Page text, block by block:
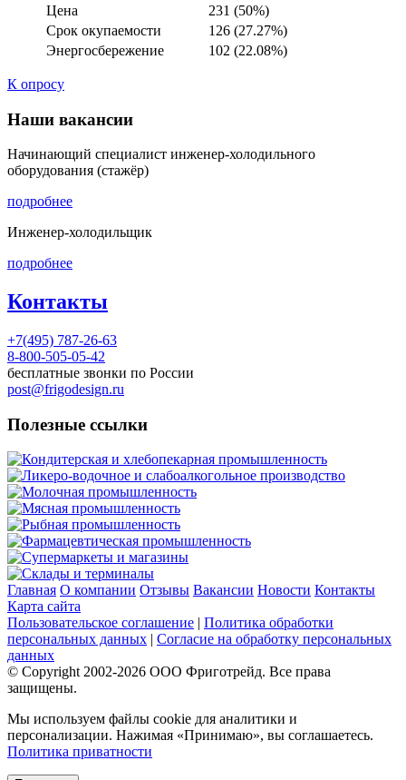
Цена
231 (50%)
Срок окупаемости
126 (27.27%)
Энергосбережение
102 (22.08%)
К опросу
Наши вакансии
Начинающий специалист инженер-холодильного
оборудования (стажёр)
подробнее
Инженер-холодильщик
подробнее
Контакты
+7(495) 787-26-63
8-800-505-05-42
бесплатные звонки по России
post@frigodesign.ru
Полезные ссылки
Кондитерская и хлебопекарная промышленность
Ликеро-водочное и слабоалкогольное производство
Молочная промышленность
Мясная промышленность
Рыбная промышленность
Фармацевтическая промышленность
Супермаркеты и магазины
Склады и терминалы
Главная О компании Отзывы Вакансии Новости Контакты
Карта сайта
Пользовательское соглашение
Политика обработки
персональных данных
Согласие на обработку персональных
данных
© Copyright 2002-2026 ООО Фриготрейд. Все права
защищены.
Мы используем файлы cookie для аналитики и
персонализации. Нажимая «Принимаю», вы соглашаетесь.
Политика приватности